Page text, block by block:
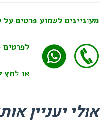
מעוניינים לשמוע פרטים על
לפרטים
או לחץ
אולי יעניין